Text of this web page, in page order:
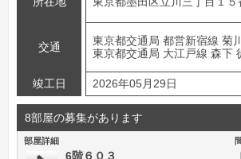
交通
東京都交通局 都営新宿線 菊
東京都交通局 大江戸線 森下
竣工日 2026年05月29日
8部屋の募集があります
部屋詳細
6階６０３